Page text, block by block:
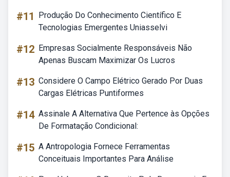
#11
Produção Do Conhecimento Científico E
Tecnologias Emergentes Uniasselvi
#12 Empresas Socialmente Responsáveis Não
Apenas Buscam Maximizar Os Lucros
#13 Considere O Campo Elétrico Gerado Por Duas
Cargas Elétricas Puntiformes
#14 Assinale A Alternativa Que Pertence às Opções
De Formatação Condicional:
#15 A Antropologia Fornece Ferramentas
Conceituais Importantes Para Análise